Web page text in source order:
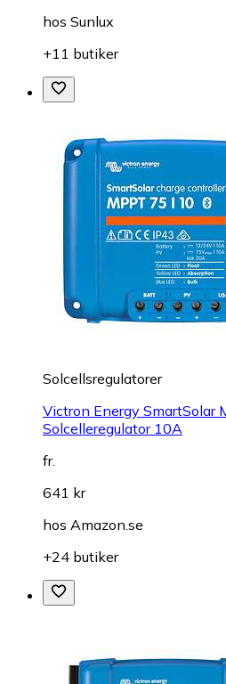
hos Sunlux
+11 butiker
Solcellsregulatorer
Victron Energy SmartSolar
Solcelleregulator 10A
fr.
641 kr
hos Amazon.se
+24 butiker